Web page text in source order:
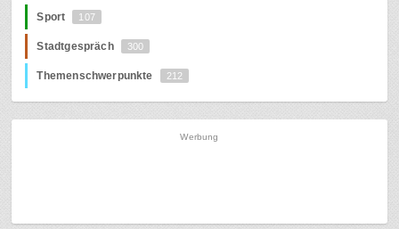
Sport 107
Stadtgespräch 300
Themenschwerpunkte 212
Werbung